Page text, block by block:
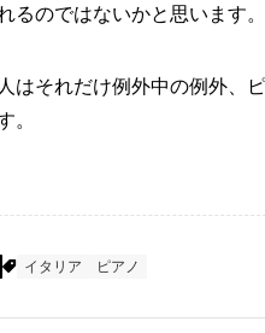
るのではないかと思います。
はそれだけ例外中の例外、
。
イタリア ピアノ